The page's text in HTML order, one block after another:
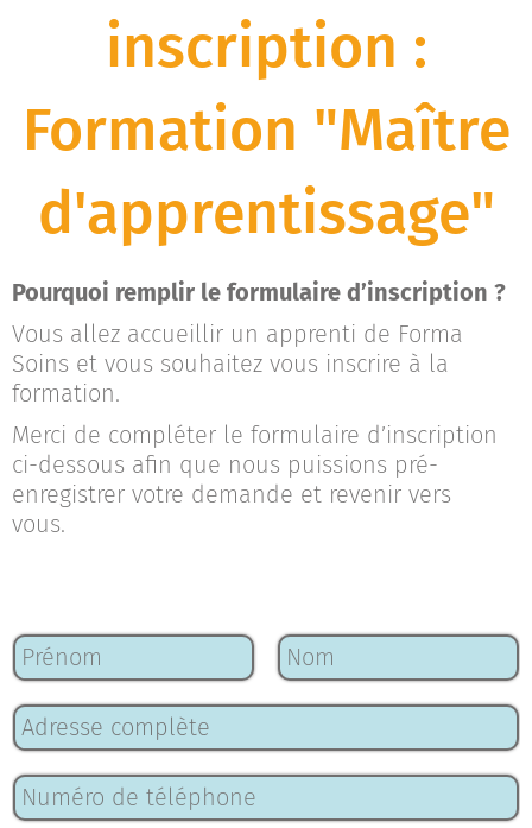
inscription :
Formation "Maître
d'apprentissage"
Pourquoi remplir le formulaire d’inscription ?
Vous allez accueillir un apprenti de Forma
Soins et vous souhaitez vous inscrire à la
formation.
Merci de compléter le formulaire d’inscription
ci-dessous afin que nous puissions pré-
enregistrer votre demande et revenir vers
vous.
Nom
*
Prénom Nom
Adresse complète
*
Numéro de téléphone
*